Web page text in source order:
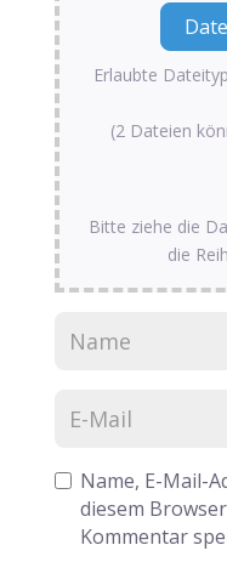
Erlaubte
(2 Dateien
Bitte ziehe die
die
Name, E-Mail-
diesem
Kommentar